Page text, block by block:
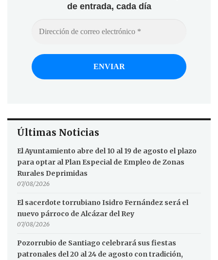
de entrada, cada día
Últimas Noticias
El Ayuntamiento abre del 10 al 19 de agosto el plazo
para optar al Plan Especial de Empleo de Zonas
Rurales Deprimidas
07/08/2026
El sacerdote torrubiano Isidro Fernández será el
nuevo párroco de Alcázar del Rey
07/08/2026
Pozorrubio de Santiago celebrará sus fiestas
patronales del 20 al 24 de agosto con tradición,